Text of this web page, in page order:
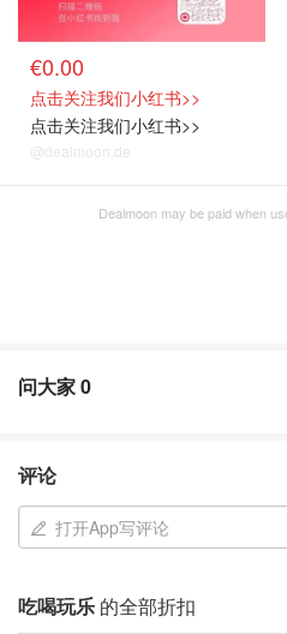
€0.00
点击关注我们小红书>>
点击关注我们小红书>>
@dealmoon.de
Dealmoon may be paid when
问大家0
评论
打开App写评论
吃喝玩乐 的全部折扣